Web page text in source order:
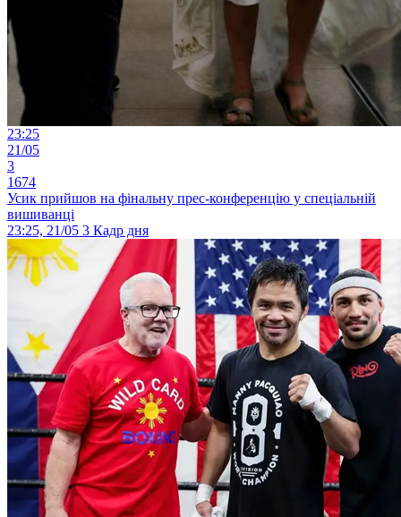
23:25
21/05
3
1674
Усик прийшов на фінальну прес-конференцію у спеціальній
вишиванці
23:25, 21/05 3 Кадр дня